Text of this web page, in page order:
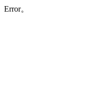
Error。